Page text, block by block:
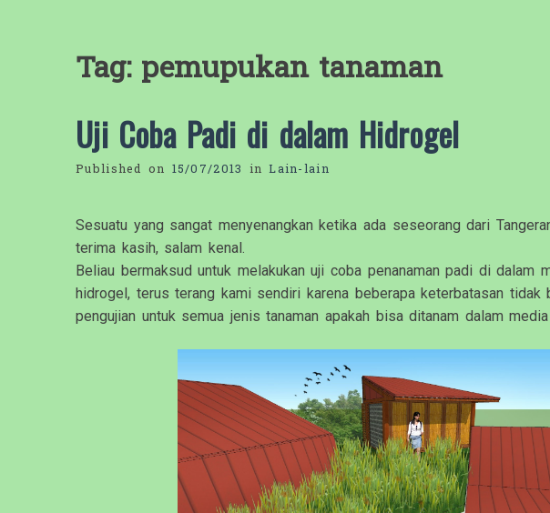
Tag: pemupukan tanaman
Uji Coba Padi di dalam Hidrogel
Published on 15/07/2013 inLain-lain
Sesuatu yang sangat menyenangkan ketika ada seseorang dari
terima kasih, salam kenal.
Beliau bermaksud untuk melakukan uji coba penanaman padi di dalam
hidrogel, terus terang kami sendiri karena beberapa keterbatasan tidak
pengujian untuk semua jenis tanaman apakah bisa ditanam dalam